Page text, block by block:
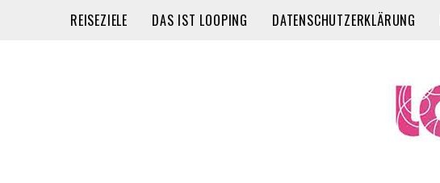
REISEZIELE DAS IST LOOPING DATENSCHUTZERKLÄRUNG